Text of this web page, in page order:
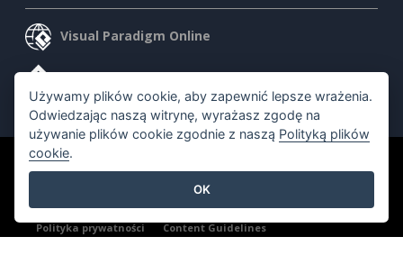
Visual Paradigm Online
©2026 by Visual Paradigm. Wszelkie prawa zastrzeżone.
Warunki korzystania z usługi
AI Policy
Polityka prywatności
Content Guidelines
Używamy plików cookie, aby zapewnić lepsze wrażenia.
Odwiedzając naszą witrynę, wyrażasz zgodę na
używanie plików cookie zgodnie z naszą Polityką plików
cookie.
OK